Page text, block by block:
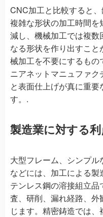
CNC加工と比較すると、
複雑な形状の加工時間
減し、機械加工では複数
なる形状を作り出すこ
械加工を不要にするも
ニアネットマニュファ
と表面仕上げが真に重
す。.
製造業に対する
大型フレーム、シンプ
などには、加工による
テンレス鋼の溶接組立
査、研削、漏れ経路、
じます。精密鋳造では